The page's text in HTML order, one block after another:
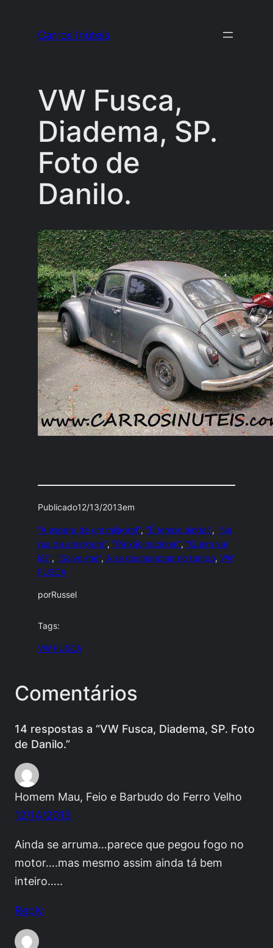
Carros Inúteis
VW Fusca,
Diadema, SP.
Foto de
Danilo.
Publicado12/13/2013em
"À espera de um milagre!", "É tempo ainda!", "Na
rua da amargura", "Paixão nacional", "Quem vai
lá?", "Salve-me", A se desmanchar no tempo, VW
FUSCA
porRussel
Tags:
VW FUSCA
Comentários
14 respostas a “VW Fusca, Diadema, SP. Foto
de Danilo.”
Homem Mau, Feio e Barbudo do Ferro Velho
12/14/2013
Ainda se arruma…parece que pegou fogo no
motor….mas mesmo assim ainda tá bem
inteiro…..
Reply